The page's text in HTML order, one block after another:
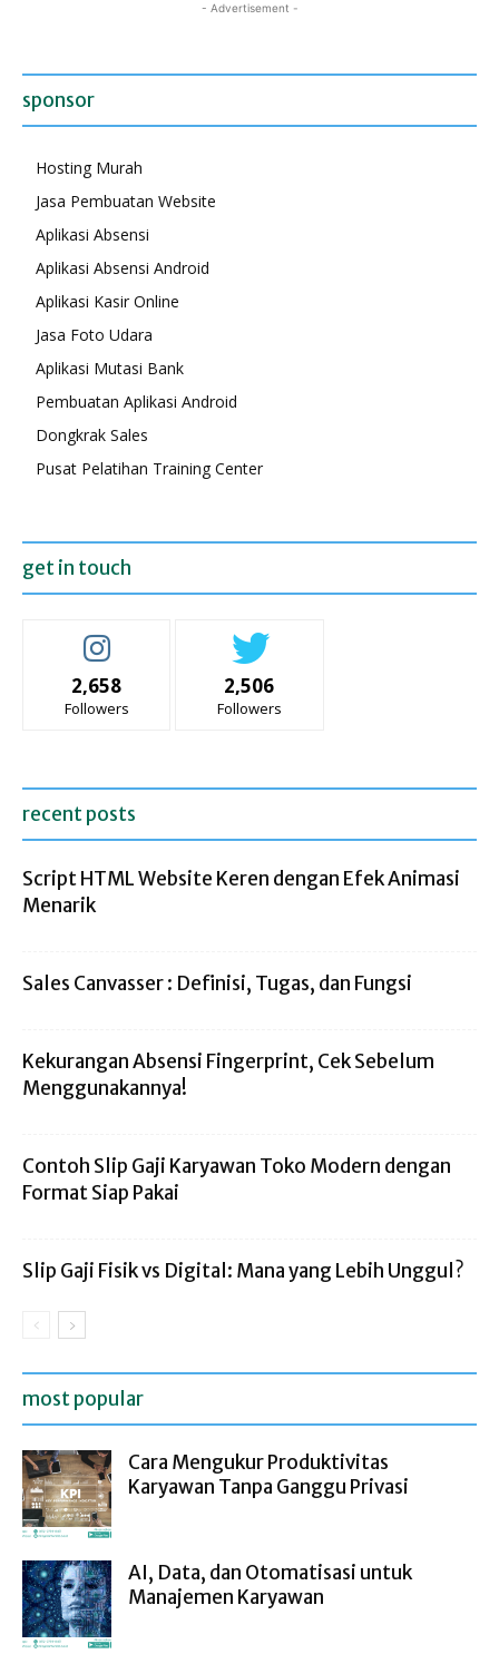
- Advertisement -
sponsor
Hosting Murah
Jasa Pembuatan Website
Aplikasi Absensi
Aplikasi Absensi Android
Aplikasi Kasir Online
Jasa Foto Udara
Aplikasi Mutasi Bank
Pembuatan Aplikasi Android
Dongkrak Sales
Pusat Pelatihan Training Center
get in touch
2,658
Followers
2,506
Followers
recent posts
Script HTML Website Keren dengan Efek Animasi
Menarik
Sales Canvasser : Definisi, Tugas, dan Fungsi
Kekurangan Absensi Fingerprint, Cek Sebelum
Menggunakannya!
Contoh Slip Gaji Karyawan Toko Modern dengan
Format Siap Pakai
Slip Gaji Fisik vs Digital: Mana yang Lebih Unggul?
most popular
Cara Mengukur Produktivitas
Karyawan Tanpa Ganggu Privasi
AI, Data, dan Otomatisasi untuk
Manajemen Karyawan